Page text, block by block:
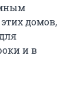
домов,
и в